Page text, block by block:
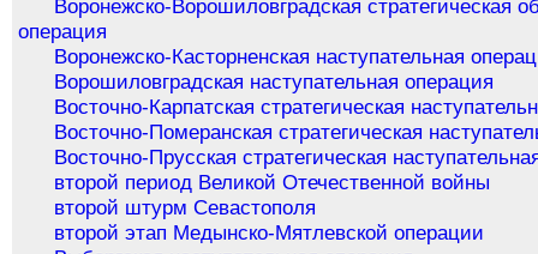
Воронежско-Ворошиловградская стратегическая
операция
Воронежско-Касторненская наступательная
Ворошиловградская наступательная операция
Восточно-Карпатская стратегическая
Восточно-Померанская стратегическая
Восточно-Прусская стратегическая
второй период Великой Отечественной войны
второй штурм Севастополя
второй этап Медынско-Мятлевской операции